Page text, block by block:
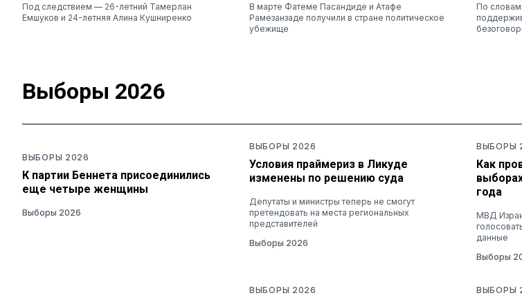
Под следствием — 26-летний Тамерлан
Емшуков и 24-летняя Алина Кушниренко
В марте Фатеме Пасандиде и Атафе
Рамезанзаде получили в стране политическое
убежище
По словам
Выборы 2026
ВЫБОРЫ 2026
К партии Беннета присоединились
еще четыре женщины
Выборы 2026
ВЫБОРЫ 2026
Условия праймериз в Ликуде
изменены по решению суда
Депутаты и министры теперь не смогут
претендовать на места региональных
представителей
Выборы 2026
ВЫБОРЫ
Как
года
МВД
данные
Выборы
ВЫБОРЫ 2026 ВЫБОРЫ